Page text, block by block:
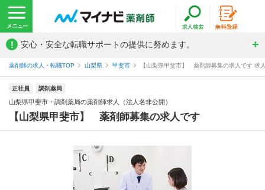
! 安心・安全な転職サポートの提供に努めます。
薬剤師の求人・転職TOP 山梨県 甲斐市 【山梨県甲斐市】 薬剤師募集の求人です 求
正社員 調剤薬局
山梨県甲斐市・調剤薬局の薬剤師求人（法人名非公開）
【山梨県甲斐市】 薬剤師募集の求人です